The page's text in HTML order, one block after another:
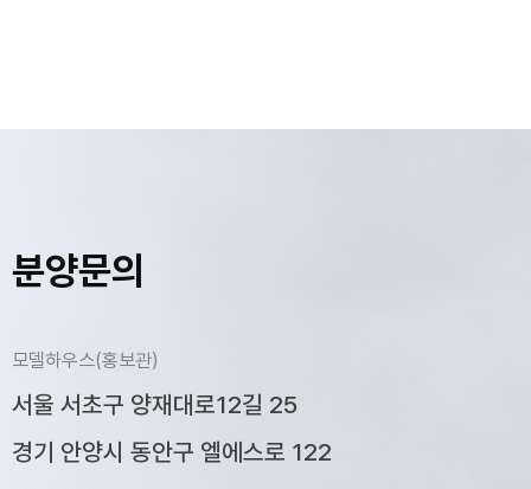
분양문의
모델하우스(홍보관)
서울 서초구 양재대로12길 25
경기 안양시 동안구 엘에스로 122